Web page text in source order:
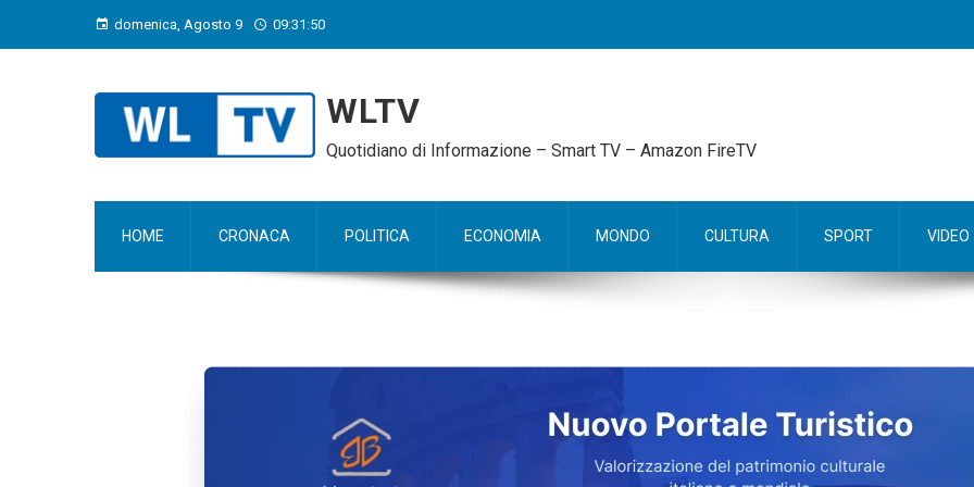
domenica, Agosto 9 09:31:51
WLTV
Quotidiano di Informazione – Smart TV – Amazon FireTV
HOME CRONACA POLITICA ECONOMIA MONDO CULTURA SPORT VIDEO